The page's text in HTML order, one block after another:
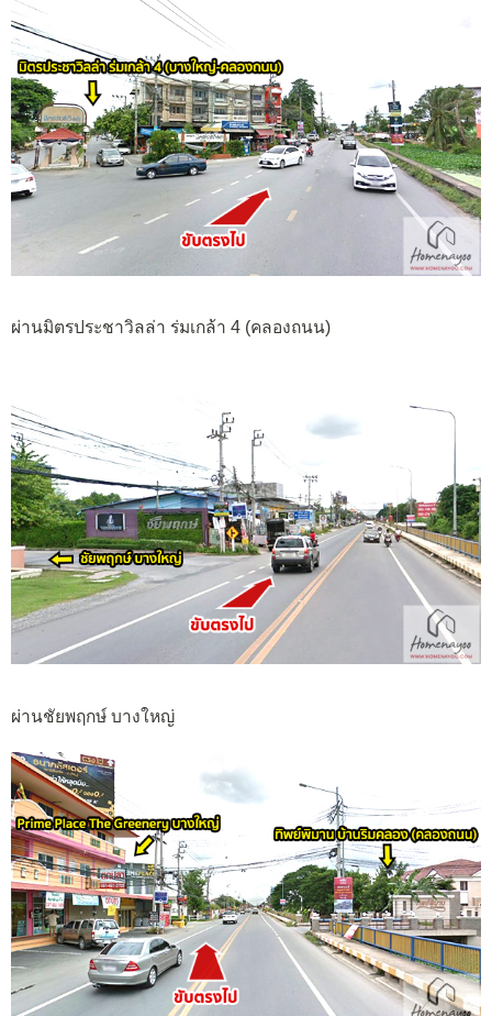
ผ่านมิตรประชาวิลล่า ร่มเกล้า 4 (คลองถนน)
ผ่านชัยพฤกษ์ บางใหญ่